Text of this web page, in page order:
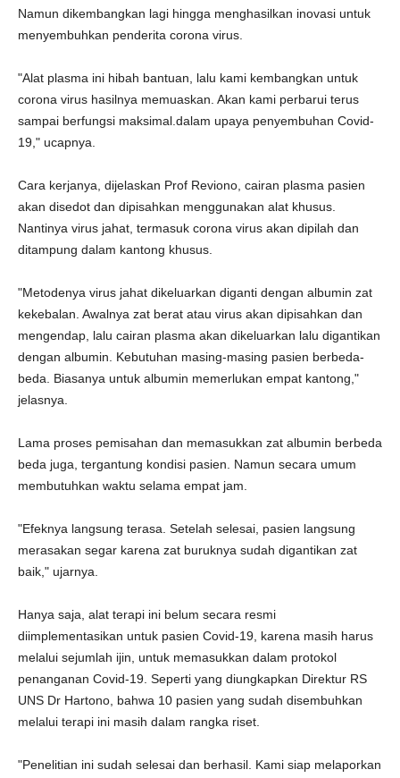
Namun dikembangkan lagi hingga menghasilkan inovasi untuk
menyembuhkan penderita corona virus.
"Alat plasma ini hibah bantuan, lalu kami kembangkan untuk
corona virus hasilnya memuaskan. Akan kami perbarui terus
sampai berfungsi maksimal.dalam upaya penyembuhan Covid-
19," ucapnya.
Cara kerjanya, dijelaskan Prof Reviono, cairan plasma pasien
akan disedot dan dipisahkan menggunakan alat khusus.
Nantinya virus jahat, termasuk corona virus akan dipilah dan
ditampung dalam kantong khusus.
"Metodenya virus jahat dikeluarkan diganti dengan albumin zat
kekebalan. Awalnya zat berat atau virus akan dipisahkan dan
mengendap, lalu cairan plasma akan dikeluarkan lalu digantikan
dengan albumin. Kebutuhan masing-masing pasien berbeda-
beda. Biasanya untuk albumin memerlukan empat kantong,"
jelasnya.
Lama proses pemisahan dan memasukkan zat albumin berbeda
beda juga, tergantung kondisi pasien. Namun secara umum
membutuhkan waktu selama empat jam.
"Efeknya langsung terasa. Setelah selesai, pasien langsung
merasakan segar karena zat buruknya sudah digantikan zat
baik," ujarnya.
Hanya saja, alat terapi ini belum secara resmi
diimplementasikan untuk pasien Covid-19, karena masih harus
melalui sejumlah ijin, untuk memasukkan dalam protokol
penanganan Covid-19. Seperti yang diungkapkan Direktur RS
UNS Dr Hartono, bahwa 10 pasien yang sudah disembuhkan
melalui terapi ini masih dalam rangka riset.
"Penelitian ini sudah selesai dan berhasil. Kami siap melaporkan